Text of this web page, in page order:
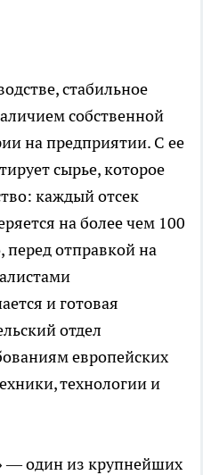
стабильное
собственной
на предприятии. С ее
сырье, которое
каждый отсек
на более чем 100
перед отправкой на
и готовая
отдел
европейских
технологии и
— один из крупнейших